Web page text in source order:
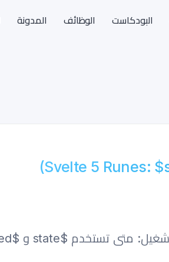
البودكاست الوظائف المدونة